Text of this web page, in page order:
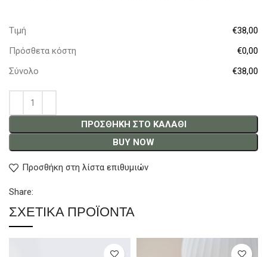
Τιμή
€38,00
Πρόσθετα κόστη
€0,00
Σύνολο
€38,00
ΠΡΟΣΘΉΚΗ ΣΤΟ ΚΑΛΆΘΙ
BUY NOW
Προσθήκη στη λίστα επιθυμιών
Share:
ΣΧΕΤΙΚΆ ΠΡΟΪΌΝΤΑ